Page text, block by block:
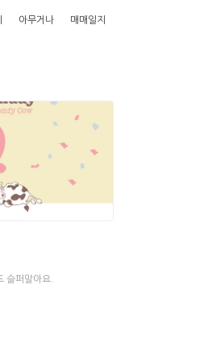
아무거나 매매일지
슬퍼말아요.